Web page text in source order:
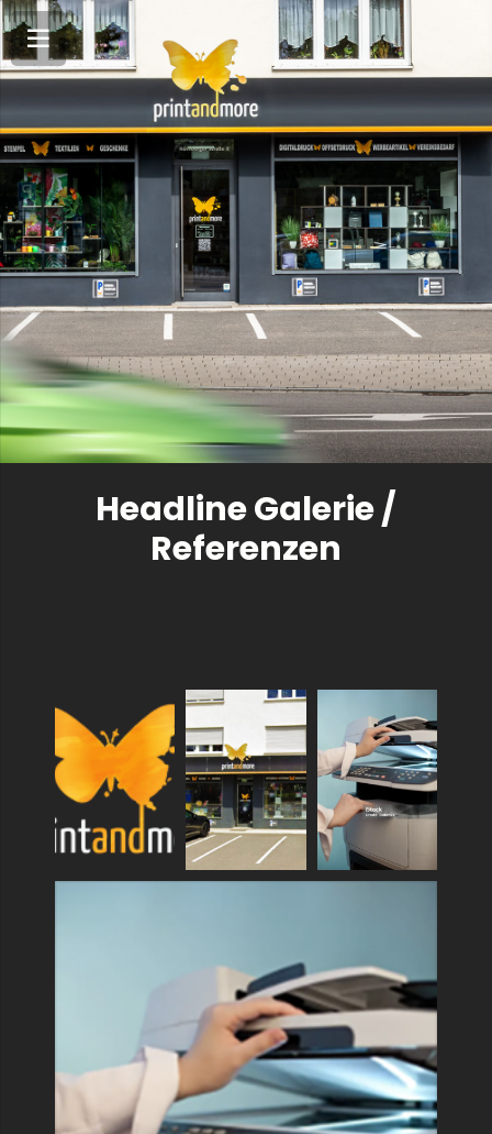
Headline Galerie /
Referenzen